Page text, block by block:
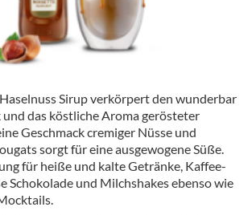
& Desinfektion
Sirup verkörpert den wunderbar
und das köstliche Aroma gerösteter
Geschmack cremiger Nüsse und
sorgt für eine ausgewogene Süße.
für heiße und kalte Getränke, Kaffee-
Schokolade und Milchshakes ebenso wie